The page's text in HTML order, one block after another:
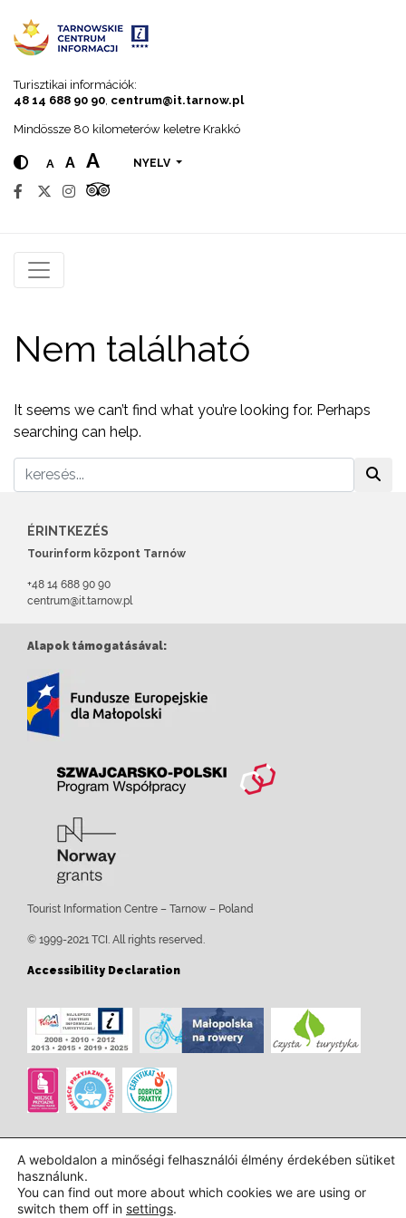
Turisztikai információk:
48 14 688 90 90 centrum@it.tarnow.pl
Mindössze 80 kilometerów keletre Krakkó
A A A NYELV
Nem található
It seems we can’t find what you’re looking for. Perhaps
searching can help.
ÉRINTKEZÉS
Tourinform központ Tarnów
+48 14 688 90 90
centrum@it.tarnow.pl
Alapok támogatásával:
Tourist Information Centre – Tarnow – Poland
© 1999-2021 TCI. All rights reserved.
Accessibility Declaration
Tervezés és kivitelezés:InTechHouse.com
A weboldalon a minőségi felhasználói élmény érdekében sütiket
használunk.
You can find out more about which cookies we are using or
switch them off in settings.